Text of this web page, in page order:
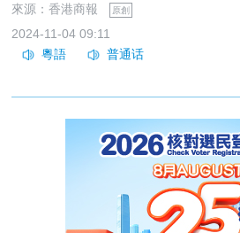
來源：香港商報 原創
2024-11-04 09:11